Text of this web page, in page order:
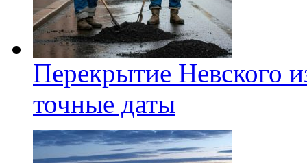
Перекрытие Невского
точные даты